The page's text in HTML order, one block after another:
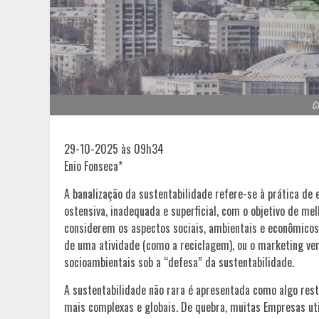
29-10-2025 às 09h34
Enio Fonseca*
A banalização da sustentabilidade refere-se à prática
ostensiva, inadequada e superficial, com o objetivo de
considerem os aspectos sociais, ambientais e
de uma atividade (como a reciclagem), ou o marketing
socioambientais sob a “defesa” da sustentabilidade.
A sustentabilidade não rara é apresentada como algo
mais complexas e globais. De quebra, muitas Empresas